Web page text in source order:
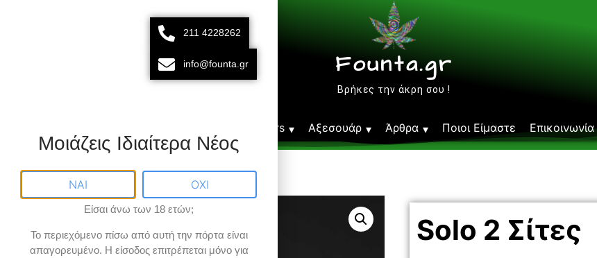
Founta.gr
Βρήκες την άκρη σου !
Vaporizers Αξεσουάρ Άρθρα Ποιοι Είμαστε Επικοινωνία
Solo 2 Σίτες
211 4228262
info@founta.gr
Μοιάζεις Ιδιαίτερα Νέος
ΝΑΙ ΟΧΙ
Είσαι άνω των 18 ετών;
Το περιεχόμενο πίσω από αυτή την πόρτα είναι
απαγορευμένο. Η είσοδος επιτρέπεται μόνο για